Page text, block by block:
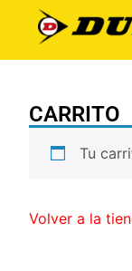
CARRITO
Tu
Volver a la